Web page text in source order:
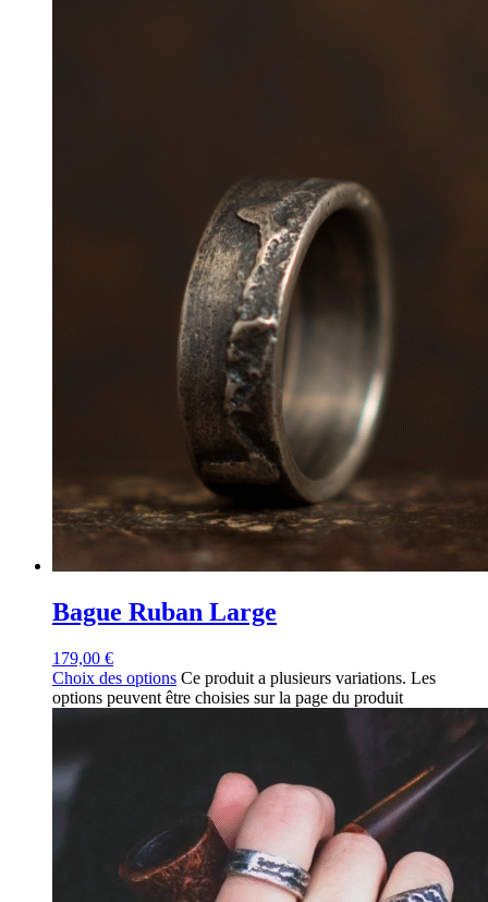
Bague Ruban Large
179,00 €
Choix des options Ce produit a plusieurs variations. Les
options peuvent être choisies sur la page du produit